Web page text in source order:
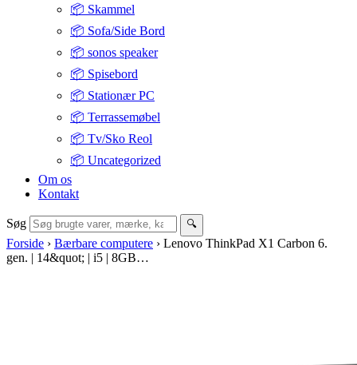
📦 Skammel
📦 Sofa/Side Bord
📦 sonos speaker
📦 Spisebord
📦 Stationær PC
📦 Terrassemøbel
📦 Tv/Sko Reol
📦 Uncategorized
Om os
Kontakt
Søg 🔍
Forside › Bærbare computere › Lenovo ThinkPad X1 Carbon 6.
gen. | 14&quot; | i5 | 8GB…